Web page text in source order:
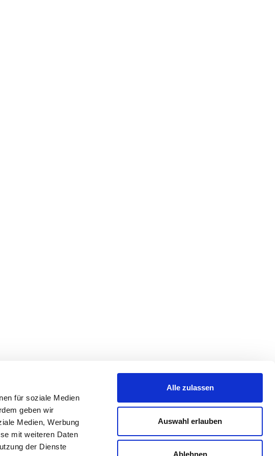
für soziale Medien
geben wir
Medien, Werbung
mit weiteren Daten
der Dienste
Alle zulassen
Auswahl erlauben
Ablehnen